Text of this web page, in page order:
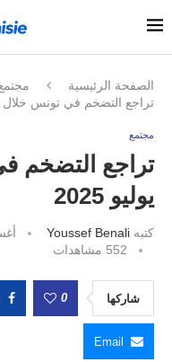
الصفحة الرئيسية
تراجع التضخم في تونس خلال شهر
مجتمع
تراجع التضخم
يوليو 2025
كتبه Youssef Benali
552 مشاهدات
شاركها 0
Email